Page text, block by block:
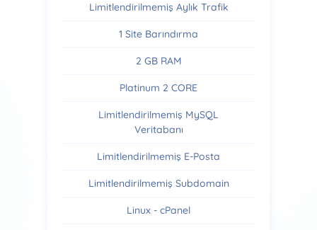
Limitlendirilmemiş Aylık Trafik
1 Site Barındırma
2 GB RAM
Platinum 2 CORE
Limitlendirilmemiş MySQL
Veritabanı
Limitlendirilmemiş E-Posta
Limitlendirilmemiş Subdomain
Linux - cPanel